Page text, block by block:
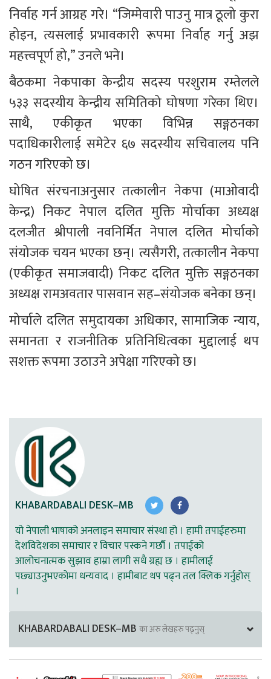
निर्वाह गर्न आग्रह गरे। “जिम्मेवारी पाउनु मात्र ठूलो कुरा
होइन, त्यसलाई प्रभावकारी रूपमा निर्वाह गर्नु अझ
महत्त्वपूर्ण हो,” उनले भने।
बैठकमा नेकपाका केन्द्रीय सदस्य परशुराम रम्तेलले
५३३ सदस्यीय केन्द्रीय समितिको घोषणा गरेका थिए।
साथै, एकीकृत भएका विभिन्न सङ्गठनका
पदाधिकारीलाई समेटेर ६७ सदस्यीय सचिवालय पनि
गठन गरिएको छ।
घोषित संरचनाअनुसार तत्कालीन नेकपा (माओवादी
केन्द्र) निकट नेपाल दलित मुक्ति मोर्चाका अध्यक्ष
दलजीत श्रीपाली नवनिर्मित नेपाल दलित मोर्चाको
संयोजक चयन भएका छन्। त्यसैगरी, तत्कालीन नेकपा
(एकीकृत समाजवादी) निकट दलित मुक्ति सङ्गठनका
अध्यक्ष रामअवतार पासवान सह–संयोजक बनेका छन्।
मोर्चाले दलित समुदायका अधिकार, सामाजिक न्याय,
समानता र राजनीतिक प्रतिनिधित्वका मुद्दालाई थप
सशक्त रूपमा उठाउने अपेक्षा गरिएको छ।
KHABARDABALI DESK–MB
यो नेपाली भाषाको अनलाइन समाचार संस्था हो । हामी तपाईहरुमा
देशविदेशका समाचार र विचार पस्कने गर्छौ । तपाईको
आलोचनात्मक सुझाव हाम्रा लागी सधै ग्रह्य छ । हामीलाई
पछ्याउनुभएकोमा धन्यवाद । हामीबाट थप पढ्न तल क्लिक गर्नुहोस्
।
KHABARDABALI DESK–MB का अरु लेखहरु पढ्नुस्